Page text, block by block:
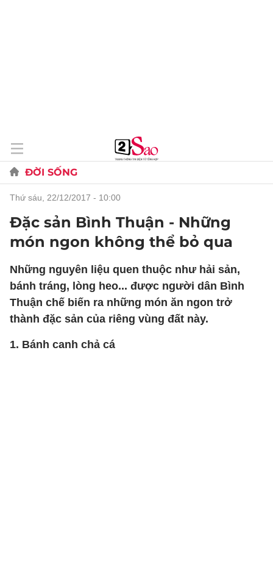
ĐỜI SỐNG
thứ sáu, 22/12/2017 - 10:00
Đặc sản Bình Thuận - Những
món ngon không thể bỏ qua
Những nguyên liệu quen thuộc như hải sản,
bánh tráng, lòng heo... được người dân Bình
Thuận chế biến ra những món ăn ngon trở
thành đặc sản của riêng vùng đất này.
1. Bánh canh chả cá